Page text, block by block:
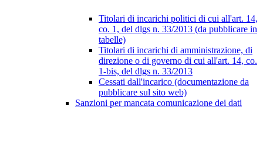
Titolari di incarichi politici di cui all'art. 14,
co. 1, del dlgs n. 33/2013 (da pubblicare in
tabelle)
Titolari di incarichi di amministrazione, di
direzione o di governo di cui all'art. 14, co.
1-bis, del dlgs n. 33/2013
Cessati dall'incarico (documentazione da
pubblicare sul sito web)
Sanzioni per mancata comunicazione dei dati